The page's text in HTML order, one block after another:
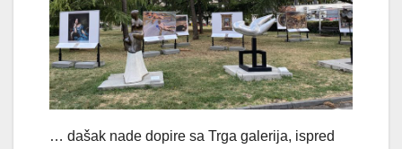
… dašak nade dopire sa Trga galerija, ispred